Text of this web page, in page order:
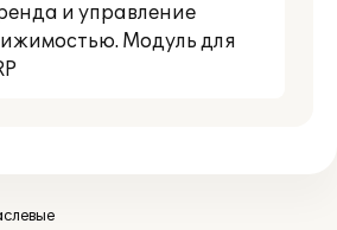
и управление
Модуль для